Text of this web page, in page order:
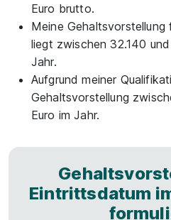
Euro brutto.
Meine
liegt zwischen 32.140
Jahr.
Aufgrund meiner
Gehaltsvorstellung
Euro im Jahr.
Eintrittsdatum